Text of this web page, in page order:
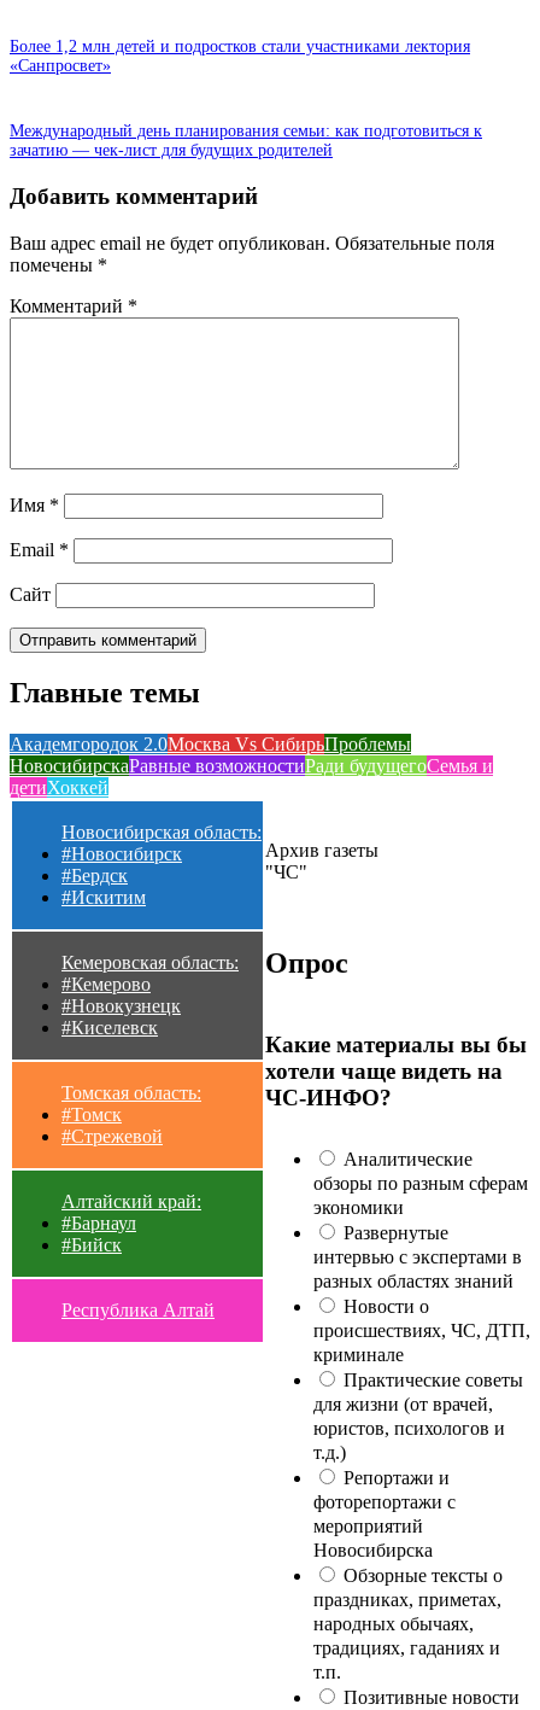
Более 1,2 млн детей и подростков стали участниками лектория
«Санпросвет»
Международный день планирования семьи: как подготовиться к
зачатию — чек-лист для будущих родителей
Добавить комментарий
Ваш адрес email не будет опубликован. Обязательные поля
помечены *
Комментарий *
Имя *
Email *
Сайт
Главные темы
Академгородок 2.0Москва Vs СибирьПроблемы
НовосибирскаРавные возможностиРади будущегоСемья и
детиХоккей
Новосибирская область:
#Новосибирск
#Бердск
#Искитим
Кемеровская область:
#Кемерово
#Новокузнецк
#Киселевск
Томская область:
#Томск
#Стрежевой
Алтайский край:
#Барнаул
#Бийск
Республика Алтай
Архив газеты
"ЧС"
Опрос
Какие материалы вы бы
хотели чаще видеть на
ЧС-ИНФО?
Аналитические
обзоры по разным сферам
экономики
Развернутые
интервью с экспертами в
разных областях знаний
Новости о
происшествиях, ЧС, ДТП,
криминале
Практические советы
для жизни (от врачей,
юристов, психологов и
т.д.)
Репортажи и
фоторепортажи с
мероприятий
Новосибирска
Обзорные тексты о
праздниках, приметах,
народных обычаях,
традициях, гаданиях и
т.п.
Позитивные новости